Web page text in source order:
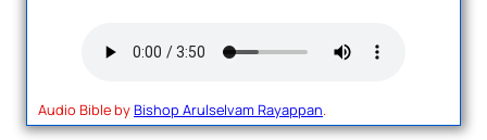
Audio Bible byBishop Arulselvam Rayappan.